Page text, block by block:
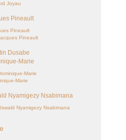
Joyau
Pineault
Pineault
Pineault
Dusabe
Marie
Marie
Marie
Nyamigezy Nsabimana
Nyamigezy Nsabimana